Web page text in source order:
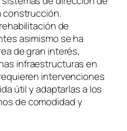
construcción.
de
asimismo se ha
de gran interés,
infraestructuras en
intervenciones
útil y adaptarlas a los
de comodidad y